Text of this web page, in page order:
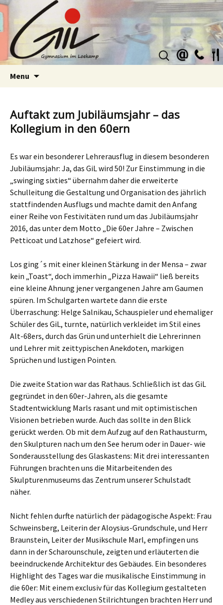
Suchen
nach:
Menu
Auftakt zum Jubiläumsjahr – das
Kollegium in den 60ern
Es war ein besonderer Lehrerausflug in diesem besonderen
Jubiläumsjahr: Ja, das GiL wird 50! Zur Einstimmung in die
„swinging sixties“ übernahm daher die erweiterte
Schulleitung die Gestaltung und Organisation des jährlich
stattfindenden Ausflugs und machte damit den Anfang
einer Reihe von Festivitäten rund um das Jubiläumsjahr
2016, das unter dem Motto „Die 60er Jahre – Zwischen
Petticoat und Latzhose“ gefeiert wird.
Los ging´s mit einer kleinen Stärkung in der Mensa – zwar
kein „Toast“, doch immerhin „Pizza Hawaii“ ließ bereits
eine kleine Ahnung jener vergangenen Jahre am Gaumen
spüren. Im Schulgarten wartete dann die erste
Überraschung: Helge Salnikau, Schauspieler und ehemaliger
Schüler des GiL, turnte, natürlich verkleidet im Stil eines
Alt-68ers, durch das Grün und unterhielt die Lehrerinnen
und Lehrer mit zeittypischen Anekdoten, markigen
Sprüchen und lustigen Pointen.
Die zweite Station war das Rathaus. Schließlich ist das GiL
gegründet in den 60er-Jahren, als die gesamte
Stadtentwicklung Marls rasant und mit optimistischen
Visionen betrieben wurde. Auch das sollte in den Blick
gerückt werden. Ob mit dem Aufzug auf den Rathausturm,
den Skulpturen nach um den See herum oder in Dauer- wie
Sonderausstellung des Glaskastens: Mit drei interessanten
Führungen brachten uns die Mitarbeitenden des
Skulpturenmuseums das Zentrum unserer Schulstadt
näher.
Nicht fehlen durfte natürlich der pädagogische Aspekt: Frau
Schweinsberg, Leiterin der Aloysius-Grundschule, und Herr
Braunstein, Leiter der Musikschule Marl, empfingen uns
dann in der Scharounschule, zeigten und erläuterten die
beeindruckende Architektur des Gebäudes. Ein besonderes
Highlight des Tages war die musikalische Einstimmung in
die 60er: Mit einem exclusiv für das Kollegium gestalteten
Medley aus verschiedenen Stilrichtungen brachten Herr und